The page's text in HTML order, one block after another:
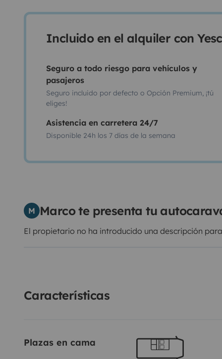
Incluido en el alquiler con
Seguro a todo riesgo para vehículos y
pasajeros
Seguro incluido por defecto o Opción Premium, ¡tú
eliges!
Asistencia en carretera 24/7
Disponible 24h los 7 días de la semana
M Marco te presenta tu
El propietario no ha introducido una descripción
Características
Plazas en cama